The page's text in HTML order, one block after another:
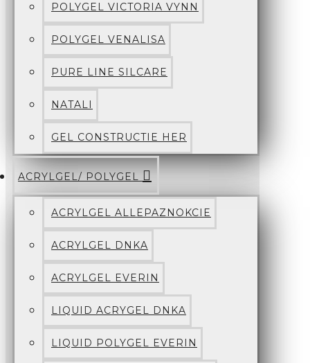
POLYGEL VICTORIA VYNN
POLYGEL VENALISA
PURE LINE SILCARE
NATALI
GEL CONSTRUCTIE HER
ACRYLGEL/ POLYGEL
ACRYLGEL ALLEPAZNOKCIE
ACRYLGEL DNKA
ACRYLGEL EVERIN
LIQUID ACRYGEL DNKA
LIQUID POLYGEL EVERIN